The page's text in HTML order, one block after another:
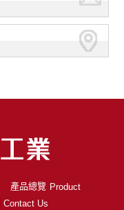
產品總覽 Product
Contact Us